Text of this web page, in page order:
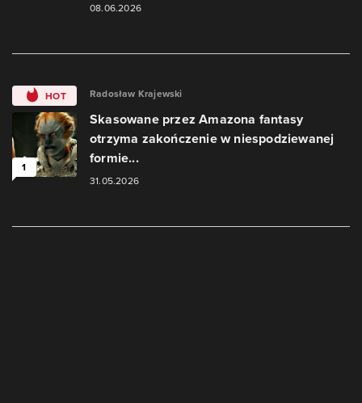
08.06.2026
HOT
1
Radosław Krajewski
Skasowane przez Amazona fantasy
otrzyma zakończenie w niespodziewanej
formie...
31.05.2026